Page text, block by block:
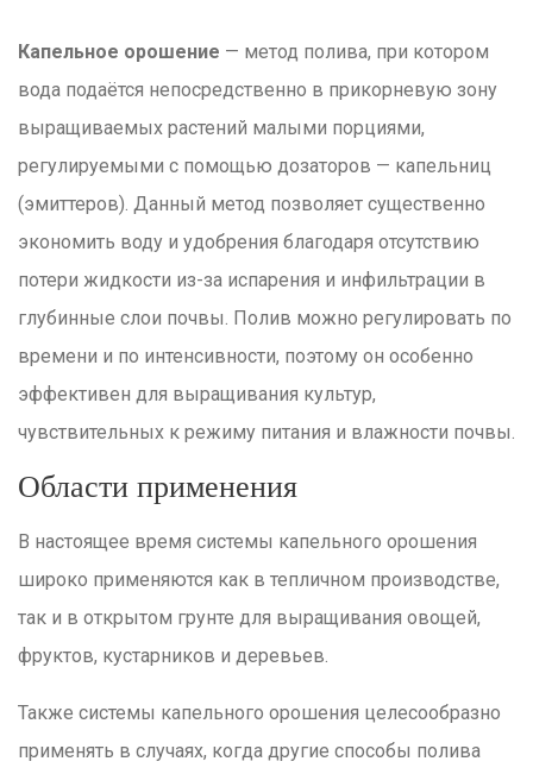
Капельное орошение — метод полива, при котором
вода подаётся непосредственно в прикорневую зону
выращиваемых растений малыми порциями,
регулируемыми с помощью дозаторов — капельниц
(эмиттеров). Данный метод позволяет существенно
экономить воду и удобрения благодаря отсутствию
потери жидкости из-за испарения и инфильтрации в
глубинные слои почвы. Полив можно регулировать по
времени и по интенсивности, поэтому он особенно
эффективен для выращивания культур,
чувствительных к режиму питания и влажности почвы.
Области применения
В настоящее время системы капельного орошения
широко применяются как в тепличном производстве,
так и в открытом грунте для выращивания овощей,
фруктов, кустарников и деревьев.
Также системы капельного орошения целесообразно
применять в случаях, когда другие способы полива